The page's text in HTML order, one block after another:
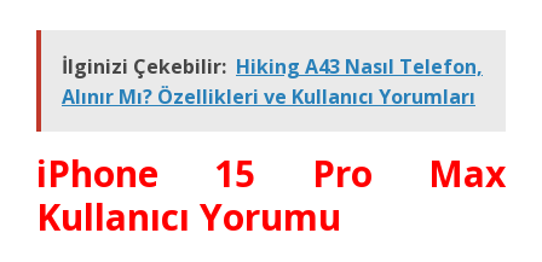
İlginizi Çekebilir: Hiking A43 Nasıl Telefon,
Alınır Mı? Özellikleri ve Kullanıcı Yorumları
iPhone 15 Pro Max
Kullanıcı Yorumu